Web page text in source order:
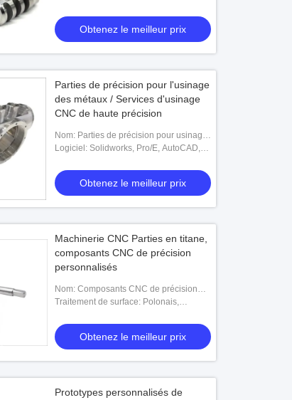
Obtenez le meilleur prix
Parties de précision pour l'usinage
des métaux / Services d'usinage
CNC de haute précision
Nom: Parties de précision pour usinage
des métaux
Logiciel: Solidworks, Pro/E, AutoCAD,
Obtenez le meilleur prix
Machinerie CNC Parties en titane,
composants CNC de précision
personnalisés
Nom: Composants CNC de précision
Fabricant
Traitement de surface: Polonais,
Obtenez le meilleur prix
Prototypes personnalisés de